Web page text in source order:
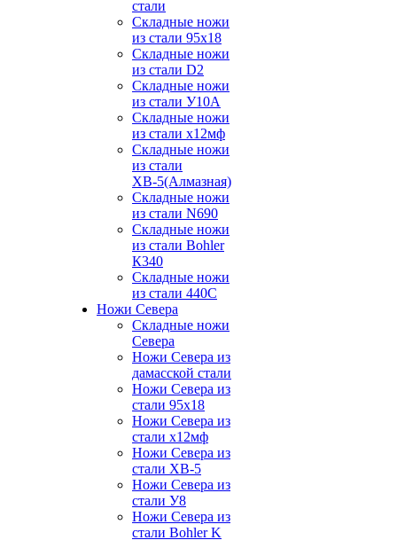
стали
Складные ножи
из стали 95х18
Складные ножи
из стали D2
Складные ножи
из стали У10А
Складные ножи
из стали х12мф
Складные ножи
из стали
ХВ-5(Алмазная)
Складные ножи
из стали N690
Складные ножи
из стали Bohler
К340
Складные ножи
из стали 440С
Ножи Севера
Складные ножи
Севера
Ножи Севера из
дамасской стали
Ножи Севера из
стали 95х18
Ножи Севера из
стали х12мф
Ножи Севера из
стали ХВ-5
Ножи Севера из
стали У8
Ножи Севера из
стали Bohler K